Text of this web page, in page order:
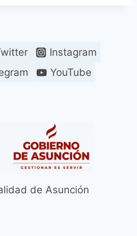
Instagram
YouTube
de Asunción